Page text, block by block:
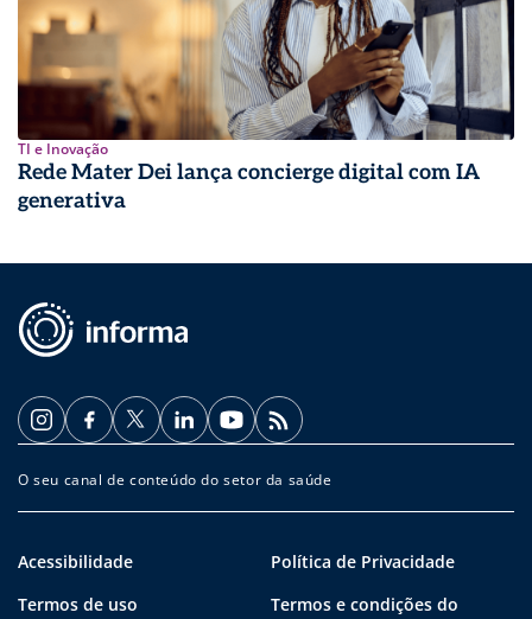
TI e Inovação
Rede Mater Dei lança concierge digital com IA
generativa
O seu canal de conteúdo do setor da saúde
Acessibilidade
Política de Privacidade
Termos de uso
Termos e condições do